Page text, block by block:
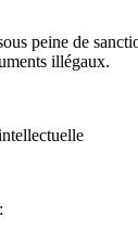
peine de
illégaux.